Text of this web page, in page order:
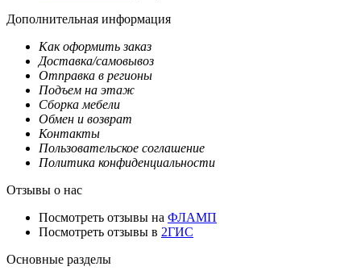
Дополнительная информация
Как оформить заказ
Доставка/самовывоз
Отправка в регионы
Подъем на этаж
Сборка мебели
Обмен и возврат
Контакты
Пользовательское соглашение
Политика конфиденциальности
Отзывы о нас
Посмотреть отзывы на ФЛАМП
Посмотреть отзывы в 2ГИС
Основные разделы